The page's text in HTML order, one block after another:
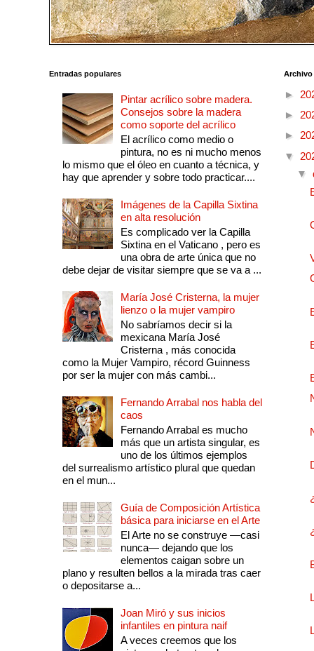
Entradas populares
Pintar acrílico sobre madera.
Consejos sobre la madera
como soporte del acrílico
El acrílico como medio o
pintura, no es ni mucho menos
lo mismo que el óleo en cuanto a técnica, y
hay que aprender y sobre todo practicar....
Imágenes de la Capilla Sixtina
en alta resolución
Es complicado ver la Capilla
Sixtina en el Vaticano , pero es
una obra de arte única que no
debe dejar de visitar siempre que se va a ...
María José Cristerna, la mujer
lienzo o la mujer vampiro
No sabríamos decir si la
mexicana María José
Cristerna , más conocida
como la Mujer Vampiro, récord Guinness
por ser la mujer con más cambi...
Fernando Arrabal nos habla del
caos
Fernando Arrabal es mucho
más que un artista singular, es
uno de los últimos ejemplos
del surrealismo artístico plural que quedan
en el mun...
Guía de Composición Artística
básica para iniciarse en el Arte
El Arte no se construye —casi
nunca— dejando que los
elementos caigan sobre un
plano y resulten bellos a la mirada tras caer
o depositarse a...
Joan Miró y sus inicios
infantiles en pintura naif
A veces creemos que los
►
►
►
▼
▼